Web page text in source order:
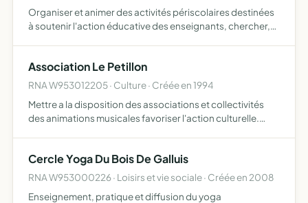
Organiser et animer des activités périscolaires destinées
à soutenir l'action éducative des enseignants, chercher,
Association Le Petillon
RNA W953012205 · Culture · Créée en 1994
Mettre a la disposition des associations et collectivités
des animations musicales favoriser l'action culturelle.
Cercle Yoga Du Bois De Galluis
RNA W953000226 · Loisirs et vie sociale · Créée en 2008
Enseignement, pratique et diffusion du yoga